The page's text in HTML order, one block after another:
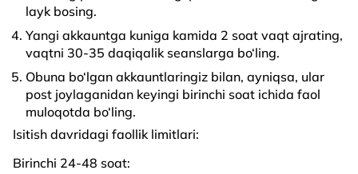
layk bosing.
Yangi akkauntga kuniga kamida 2 soat vaqt ajrating,
vaqtni 30-35 daqiqalik seanslarga bo‘ling.
Obuna bo‘lgan akkauntlaringiz bilan, ayniqsa, ular
post joylaganidan keyingi birinchi soat ichida faol
muloqotda bo‘ling.
Isitish davridagi faollik limitlari:
Birinchi 24-48 soat: